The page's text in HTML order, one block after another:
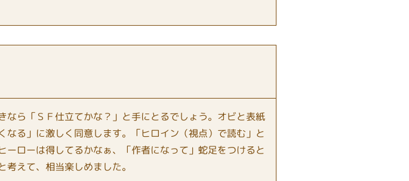
ら「ＳＦ仕立てかな？」と手にとるでしょう。オビと表紙
る」に激しく同意します。「ヒロイン（視点）で読む」と
ローは得してるかなぁ、「作者になって」蛇足をつけると
えて、相当楽しめました。